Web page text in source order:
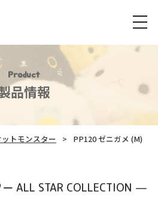
Product
品情報
ットモンスター PP120 ゼニガメ (M)
ALL STAR COLLECTION